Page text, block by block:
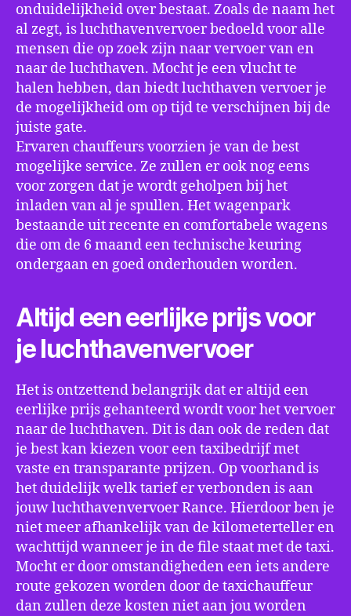
onduidelijkheid over bestaat. Zoals de naam het
al zegt, is luchthavenvervoer bedoeld voor alle
mensen die op zoek zijn naar vervoer van en
naar de luchthaven. Mocht je een vlucht te
halen hebben, dan biedt luchthaven vervoer je
de mogelijkheid om op tijd te verschijnen bij de
juiste gate.
Ervaren chauffeurs voorzien je van de best
mogelijke service. Ze zullen er ook nog eens
voor zorgen dat je wordt geholpen bij het
inladen van al je spullen. Het wagenpark
bestaande uit recente en comfortabele wagens
die om de 6 maand een technische keuring
ondergaan en goed onderhouden worden.
Altijd een eerlijke prijs voor
je luchthavenvervoer
Het is ontzettend belangrijk dat er altijd een
eerlijke prijs gehanteerd wordt voor het vervoer
naar de luchthaven. Dit is dan ook de reden dat
je best kan kiezen voor een taxibedrijf met
vaste en transparante prijzen. Op voorhand is
het duidelijk welk tarief er verbonden is aan
jouw luchthavenvervoer Rance. Hierdoor ben je
niet meer afhankelijk van de kilometerteller en
wachttijd wanneer je in de file staat met de taxi.
Mocht er door omstandigheden een iets andere
route gekozen worden door de taxichauffeur
dan zullen deze kosten niet aan jou worden